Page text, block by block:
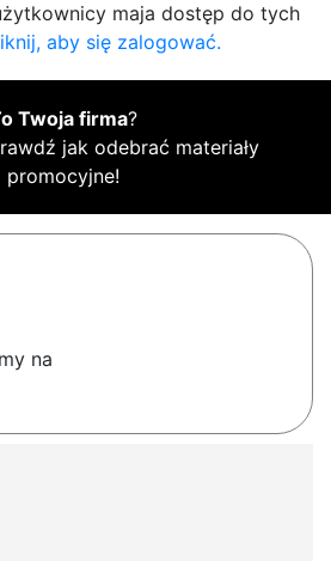
maja dostęp do tych
aby się zalogować.
Twoja firma?
jak odebrać materiały
promocyjne!
na